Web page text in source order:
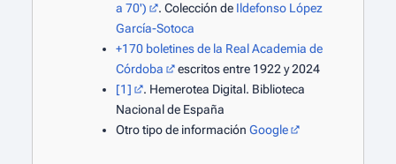
a 70')
. Colección de Ildefonso López
García-Sotoca
+170 boletines de la Real Academia de
Córdoba
escritos entre 1922 y 2024
[1]
. Hemerotea Digital. Biblioteca
Nacional de España
Otro tipo de información Google